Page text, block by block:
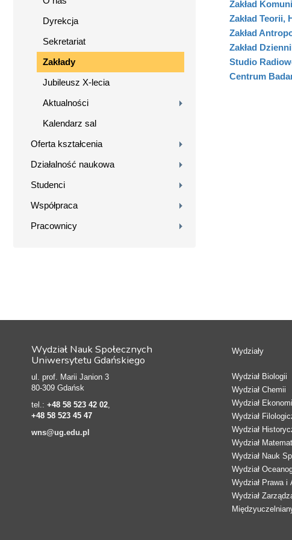
Dyrekcja
Sekretariat
Zakłady
Jubileusz X-lecia
Aktualności
Kalendarz sal
Oferta kształcenia
Działalność naukowa
Studenci
Współpraca
Pracownicy
Zakład
Zakład Teorii,
Zakład
Zakład
Studio
Centrum
Wydział Nauk Społecznych
Uniwersytetu Gdańskiego
ul. prof. Marii Janion 3
80-309 Gdańsk
tel.: +48 58 523 42 02
+48 58 523 45 47
wns@ug.edu.pl
Wydziały
Wydział Biologii
Wydział Chemii
Wydział
Wydział
Wydział
Wydział
Wydział Nauk
Wydział
Wydział Prawa i
Wydział